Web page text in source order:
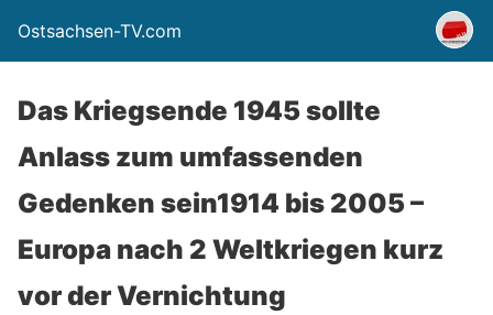
Ostsachsen-TV.com
Das Kriegsende 1945 sollte
Anlass zum umfassenden
Gedenken sein1914 bis 2005 –
Europa nach 2 Weltkriegen kurz
vor der Vernichtung